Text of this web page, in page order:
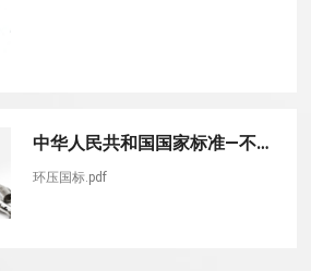
中华人民共和国国家标准—不锈钢环压式管件
环压国标.pdf